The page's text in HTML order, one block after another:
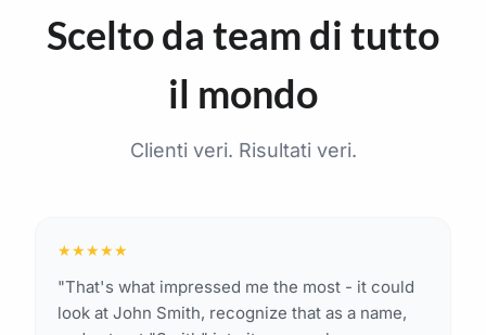
Scelto da team di tutto
il mondo
Clienti veri. Risultati veri.
★★★★★
"That's what impressed me the most - it could
look at John Smith, recognize that as a name,